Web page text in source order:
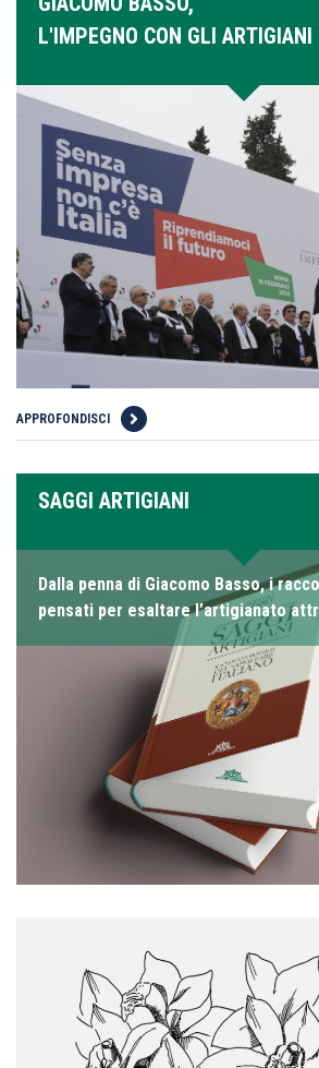
L'IMPEGNO CON GLI ARTIGIANI
APPROFONDISCI
SAGGI ARTIGIANI
Dalla penna di Giacomo Basso, i
pensati per esaltare l’artigianato